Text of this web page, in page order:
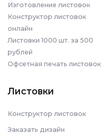
Изготовление листовок
Конструктор листовок
онлайн
Листовки 1000 шт. за 500
рублей
Офсетная печать листовок
Листовки
Конструктор листовок
Заказать дизайн